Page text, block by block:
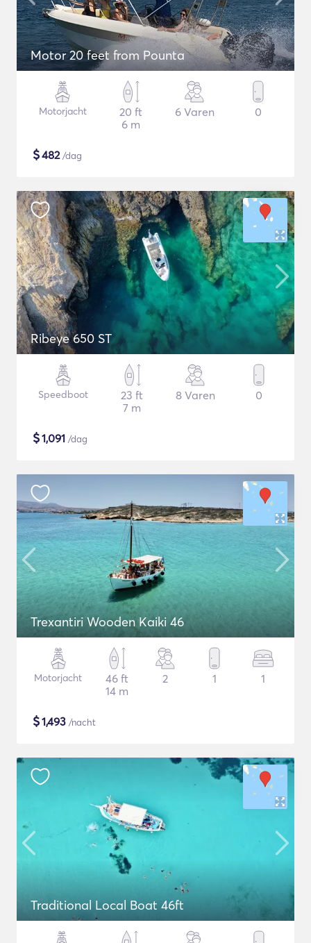
Motor 20 feet from Pounta
Motorjacht
20 ft
6 m
6 Varen 0
$482/dag
Ribeye 650 ST
Speedboot
23 ft
7 m
8 Varen 0
$1,091 /dag
Trexantiri Wooden Kaiki 46
Motorjacht
46 ft
14 m
2 1 1
$1,493 /nacht
Traditional Local Boat 46ft